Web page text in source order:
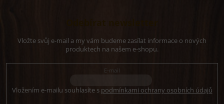
Vložte svůj e-mail a my vám budeme zasílat informace o nových
produktech na našem e-shopu.
E-mail
Vložením e-mailu souhlasíte s podmínkami ochrany osobních údajů